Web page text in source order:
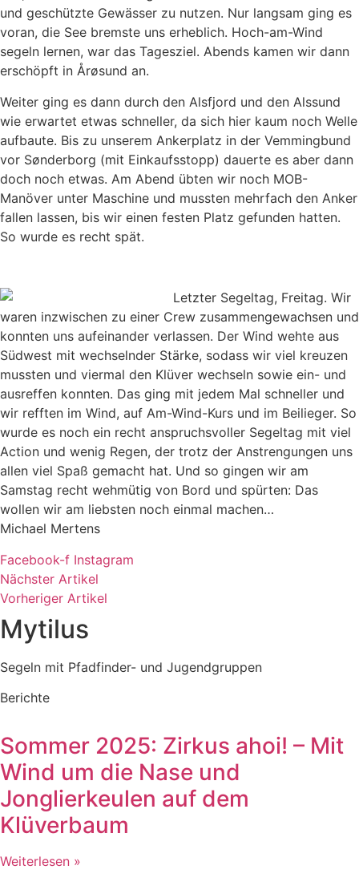
und geschützte Gewässer zu nutzen. Nur langsam ging es
voran, die See bremste uns erheblich. Hoch-am-Wind
segeln lernen, war das Tagesziel. Abends kamen wir dann
erschöpft in Årøsund an.
Weiter ging es dann durch den Alsfjord und den Alssund
wie erwartet etwas schneller, da sich hier kaum noch Welle
aufbaute. Bis zu unserem Ankerplatz in der Vemmingbund
vor Sønderborg (mit Einkaufsstopp) dauerte es aber dann
doch noch etwas. Am Abend übten wir noch MOB-
Manöver unter Maschine und mussten mehrfach den Anker
fallen lassen, bis wir einen festen Platz gefunden hatten.
So wurde es recht spät.
Letzter Segeltag, Freitag. Wir
waren inzwischen zu einer Crew zusammengewachsen und
konnten uns aufeinander verlassen. Der Wind wehte aus
Südwest mit wechselnder Stärke, sodass wir viel kreuzen
mussten und viermal den Klüver wechseln sowie ein- und
ausreffen konnten. Das ging mit jedem Mal schneller und
wir refften im Wind, auf Am-Wind-Kurs und im Beilieger. So
wurde es noch ein recht anspruchsvoller Segeltag mit viel
Action und wenig Regen, der trotz der Anstrengungen uns
allen viel Spaß gemacht hat. Und so gingen wir am
Samstag recht wehmütig von Bord und spürten: Das
wollen wir am liebsten noch einmal machen…
Michael Mertens
Facebook-f Instagram
Nächster Artikel
Vorheriger Artikel
Mytilus
Segeln mit Pfadfinder- und Jugendgruppen
Berichte
Sommer 2025: Zirkus ahoi! – Mit
Wind um die Nase und
Jonglierkeulen auf dem
Klüverbaum
Weiterlesen »